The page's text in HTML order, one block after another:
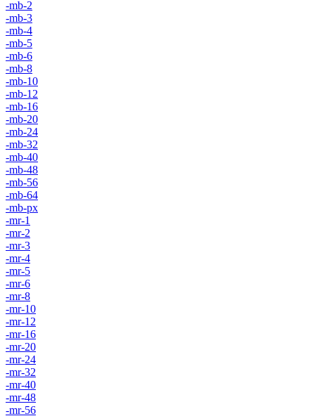
-mb-2
-mb-3
-mb-4
-mb-5
-mb-6
-mb-8
-mb-10
-mb-12
-mb-16
-mb-20
-mb-24
-mb-32
-mb-40
-mb-48
-mb-56
-mb-64
-mb-px
-mr-1
-mr-2
-mr-3
-mr-4
-mr-5
-mr-6
-mr-8
-mr-10
-mr-12
-mr-16
-mr-20
-mr-24
-mr-32
-mr-40
-mr-48
-mr-56